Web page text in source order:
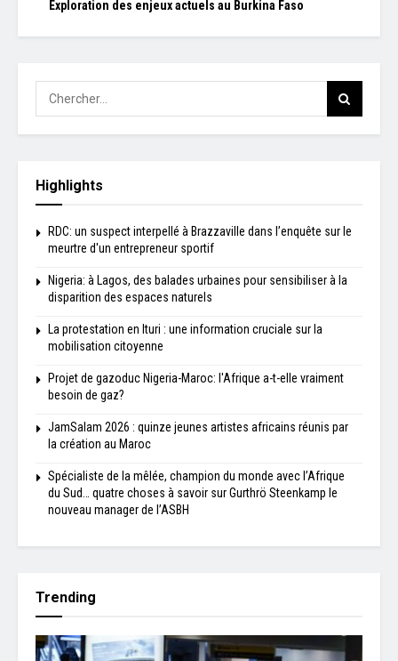
Exploration des enjeux actuels au Burkina Faso
Highlights
RDC: un suspect interpellé à Brazzaville dans l’enquête sur le
meurtre d'un entrepreneur sportif
Nigeria: à Lagos, des balades urbaines pour sensibiliser à la
disparition des espaces naturels
La protestation en Ituri : une information cruciale sur la
mobilisation citoyenne
Projet de gazoduc Nigeria-Maroc: l'Afrique a-t-elle vraiment
besoin de gaz?
JamSalam 2026 : quinze jeunes artistes africains réunis par
la création au Maroc
Spécialiste de la mêlée, champion du monde avec l’Afrique
du Sud… quatre choses à savoir sur Gurthrö Steenkamp le
nouveau manager de l’ASBH
Trending